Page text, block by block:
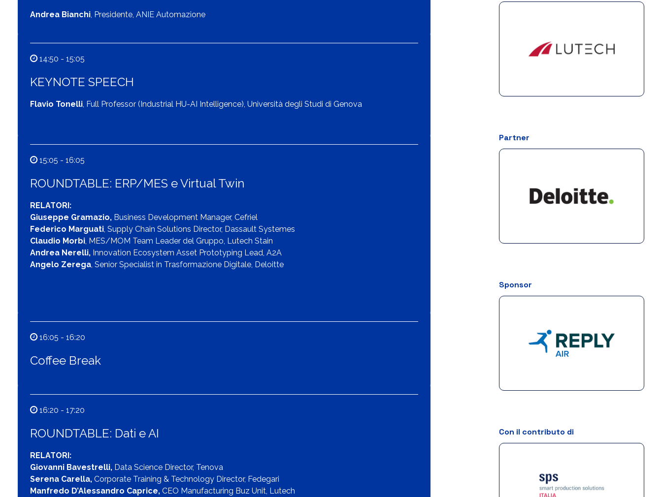
Andrea Bianchi, Presidente, ANIE Automazione
14:50 - 15:05
KEYNOTE SPEECH
Flavio Tonelli, Full Professor (Industrial HU-AI Intelligence), Università degli Studi di Genova
15:05 - 16:05
ROUNDTABLE: ERP/MES e Virtual Twin
RELATORI:
Giuseppe Gramazio, Business Development Manager, Cefriel
Federico Marguati, Supply Chain Solutions Director, Dassault Systemes
Claudio Morbi, MES/MOM Team Leader del Gruppo, Lutech Stain
Andrea Nerelli, Innovation Ecosystem Asset Prototyping Lead, A2A
Angelo Zerega, Senior Specialist in Trasformazione Digitale, Deloitte
16:05 - 16:20
Coffee Break
16:20 - 17:20
ROUNDTABLE: Dati e AI
RELATORI:
Giovanni Bavestrelli, Data Science Director, Tenova
Serena Carella, Corporate Training & Technology Director, Fedegari
Manfredo D’Alessandro Caprice, CEO Manufacturing Buz Unit, Lutech
Partner
Sponsor
Con il contributo di